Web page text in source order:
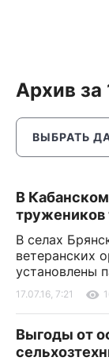
Архив за
ВЫБРАТЬ
В
тружеников
В селах
ветеранских
установлены
17.07.16, 7:21
Выгоды от